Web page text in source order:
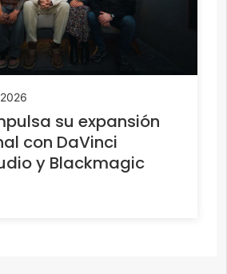
su expansión
con DaVinci
y Blackmagic